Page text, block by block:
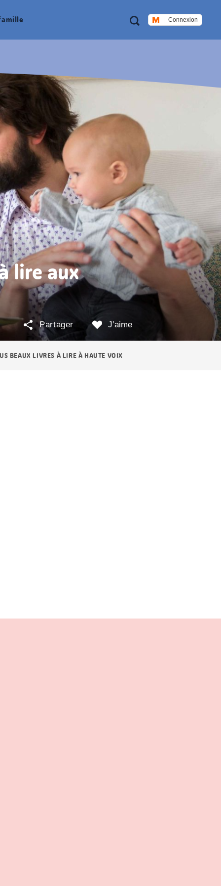
Métanavigation
RechercheConnexion
BEAUX LIVRES À LIRE À HAUTE VOIX
lire aux
J’aime
Partager